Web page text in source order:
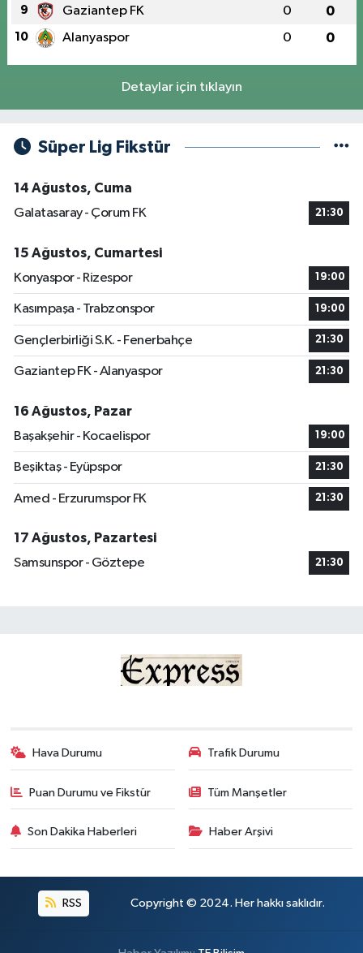
9 Gaziantep FK 0 0
10 Alanyaspor 0 0
Detaylar için tıklayın
Süper Lig Fikstür
14 Ağustos, Cuma
Galatasaray - Çorum FK
21:30
15 Ağustos, Cumartesi
Konyaspor - Rizespor
19:00
Kasımpaşa - Trabzonspor 19:00
Gençlerbirliği S.K. - Fenerbahçe 21:30
Gaziantep FK - Alanyaspor 21:30
16 Ağustos, Pazar
Başakşehir - Kocaelispor
19:00
Beşiktaş - Eyüpspor 21:30
Amed - Erzurumspor FK 21:30
17 Ağustos, Pazartesi
Samsunspor - Göztepe
21:30
Hava Durumu Trafik Durumu
Puan Durumu ve Fikstür Tüm Manşetler
Son Dakika Haberleri Haber Arşivi
RSS Copyright © 2024. Her hakkı saklıdır.